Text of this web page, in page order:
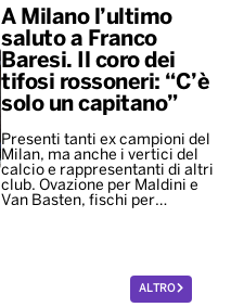
A Milano l’ultimo
saluto a Franco
Baresi. Il coro dei
tifosi rossoneri: “C’è
solo un capitano”
Presenti tanti ex campioni del
Milan, ma anche i vertici del
calcio e rappresentanti di altri
club. Ovazione per Maldini e
Van Basten, fischi per…
ALTRO